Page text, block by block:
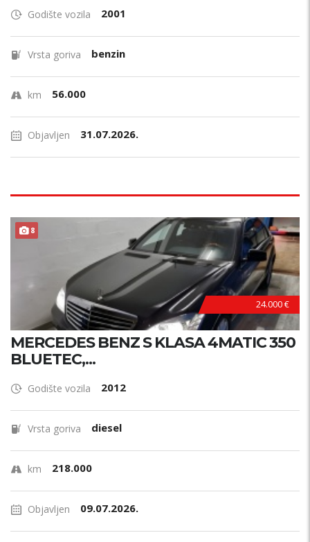
Godište vozila 2001
Vrsta goriva benzin
km 56.000
Objavljen 31.07.2026.
8
24.000 €
MERCEDES BENZ S KLASA 4MATIC 350
BLUETEC,...
Godište vozila 2012
Vrsta goriva diesel
km 218.000
Objavljen 09.07.2026.